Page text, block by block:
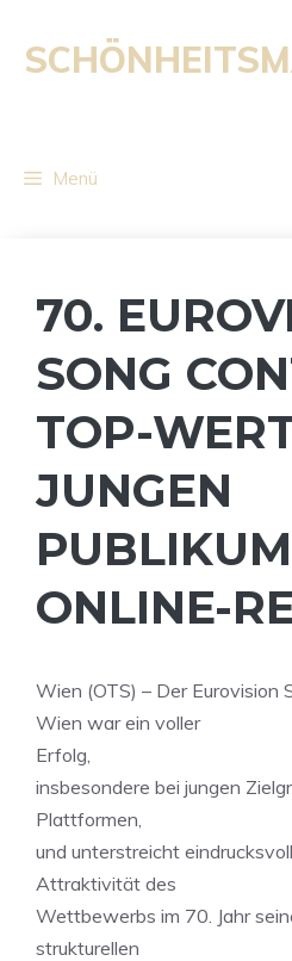
Inhalt
springen
Menü
70.
SONG
TOP-
JUNGEN
ONLINE-
Wien (OTS) – Der Eurovision
Wien war ein voller
Erfolg,
insbesondere bei jungen
Plattformen,
und unterstreicht
Attraktivität des
Wettbewerbs im 70. Jahr
strukturellen